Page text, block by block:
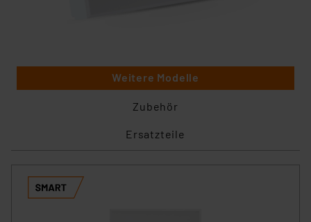
Weitere Modelle
Zubehör
Ersatzteile